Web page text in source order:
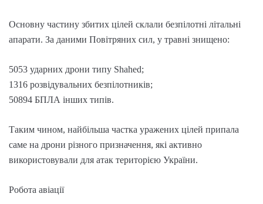
Основну частину збитих цілей склали безпілотні літальні
апарати. За даними Повітряних сил, у травні знищено:
5053 ударних дрони типу Shahed;
1316 розвідувальних безпілотників;
50894 БПЛА інших типів.
Таким чином, найбільша частка уражених цілей припала
саме на дрони різного призначення, які активно
використовували для атак територією України.
Робота авіації